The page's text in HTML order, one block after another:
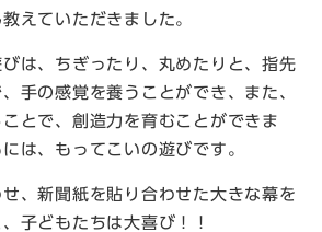
えていただきました。
は、ちぎったり、丸めたりと、指先
手の感覚を養うことができ、また、
とで、創造力を育むことができま
は、もってこいの遊びです。
、新聞紙を貼り合わせた大きな幕を
子どもたちは大喜び！！